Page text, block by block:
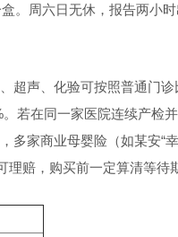
。周六日无休，报告两小
超声、化验可按照普通门
若在同一家医院连续产检
家商业母婴险（如某安“
赔，购买前一定算清等待